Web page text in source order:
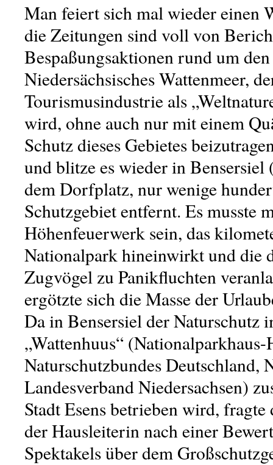
Man feiert sich mal wieder einen
die Zeitungen sind voll von
Bespaßungsaktionen rund um
Niedersächsisches Wattenmeer,
Tourismusindustrie als
wird, ohne auch nur mit einem
Schutz dieses Gebietes
und blitze es wieder in Bensersiel
dem Dorfplatz, nur wenige
Schutzgebiet entfernt. Es musste
Höhenfeuerwerk sein, das
Nationalpark hineinwirkt und die
Zugvögel zu Panikfluchten
ergötzte sich die Masse der
Da in Bensersiel der Naturschutz
„Wattenhuus“ (Nationalparkhaus-
Naturschutzbundes Deutschland,
Landesverband Niedersachsen)
Stadt Esens betrieben wird,
der Hausleiterin nach einer
Spektakels über dem